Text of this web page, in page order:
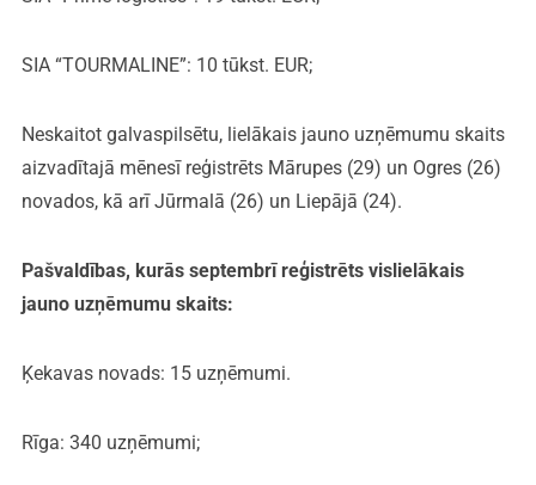
SIA “TOURMALINE”: 10 tūkst. EUR;
Neskaitot galvaspilsētu, lielākais jauno uzņēmumu skaits
aizvadītajā mēnesī reģistrēts Mārupes (29) un Ogres (26)
novados, kā arī Jūrmalā (26) un Liepājā (24).
Pašvaldības, kurās septembrī reģistrēts vislielākais
jauno uzņēmumu skaits:
Ķekavas novads: 15 uzņēmumi.
Rīga: 340 uzņēmumi;